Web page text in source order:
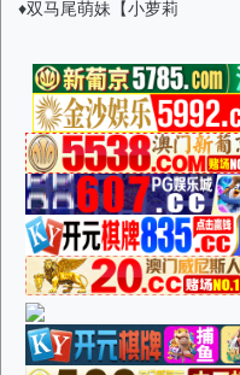
♦️双马尾萌妹【小萝莉